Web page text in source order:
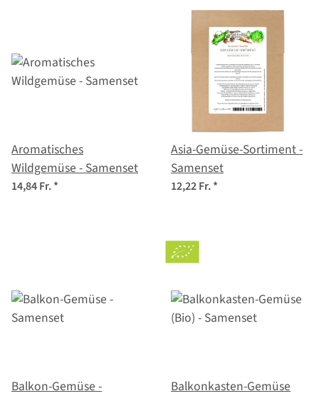
Aromatisches
Wildgemüse - Samenset
14,84 Fr.*
Asia-Gemüse-Sortiment -
Samenset
12,22 Fr.*
Balkon-Gemüse -
Balkonkasten-Gemüse